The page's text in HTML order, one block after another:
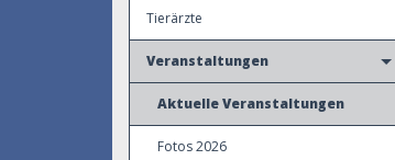
Tierärzte
Veranstaltungen
Aktuelle Veranstaltungen
Fotos 2026